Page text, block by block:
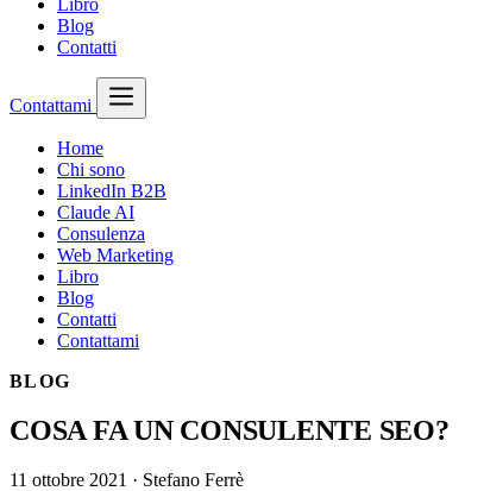
Libro
Blog
Contatti
Contattami
Home
Chi sono
LinkedIn B2B
Claude AI
Consulenza
Web Marketing
Libro
Blog
Contatti
Contattami
BLOG
COSA FA UN CONSULENTE SEO?
11 ottobre 2021 · Stefano Ferrè